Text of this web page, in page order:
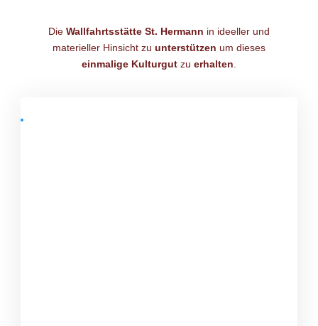
Die Wallfahrtsstätte St. Hermann in ideeller und
materieller Hinsicht zu unterstützen um dieses
einmalige Kulturgut zu erhalten